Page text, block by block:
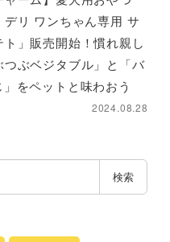
デリ ワンちゃん専用 サ
ト」販売開始！慣れ親し
つぶベジタブル」と「バ
」をペットと味わおう
2024.08.28
検索